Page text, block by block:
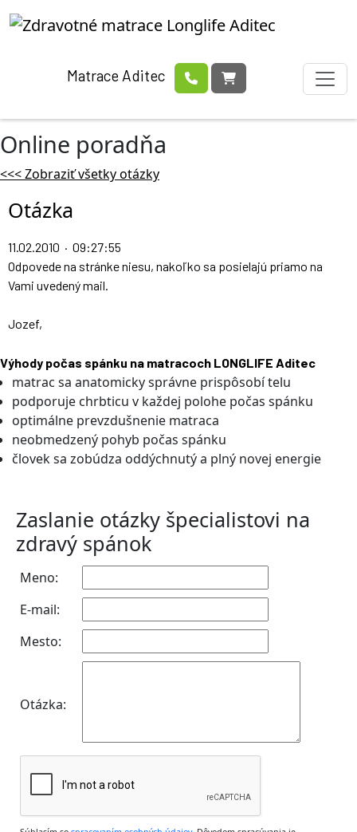
Matrace Aditec
Online poradňa
<<< Zobraziť všetky otázky
Otázka
11.02.2010 · 09:27:55
Odpovede na stránke niesu, nakoľko sa posielajú priamo na
Vami uvedený mail.
Jozef,
Výhody počas spánku na matracoch LONGLIFE Aditec
matrac sa anatomicky správne prispôsobí telu
podporuje chrbticu v každej polohe počas spánku
optimálne prevzdušnenie matraca
neobmedzený pohyb počas spánku
človek sa zobúdza oddýchnutý a plný novej energie
Zaslanie otázky špecialistovi na
zdravý spánok
Meno:
E-mail:
Mesto:
Otázka: